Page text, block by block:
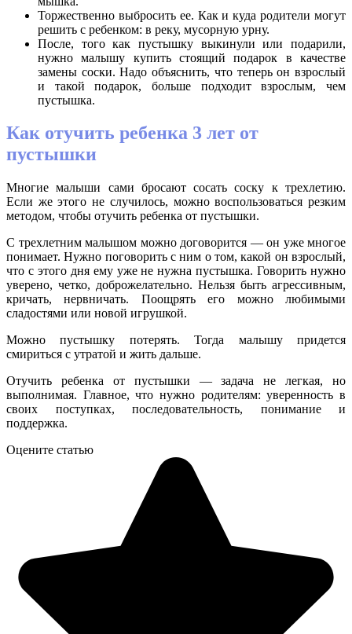
Торжественно выбросить ее. Как и куда родители могут
решить с ребенком: в реку, мусорную урну.
После, того как пустышку выкинули или подарили,
нужно малышу купить стоящий подарок в качестве
замены соски. Надо объяснить, что теперь он взрослый
и такой подарок, больше подходит взрослым, чем
пустышка.
Как отучить ребенка 3 лет от
пустышки
Многие малыши сами бросают сосать соску к трехлетию.
Если же этого не случилось, можно воспользоваться резким
методом, чтобы отучить ребенка от пустышки.
С трехлетним малышом можно договорится — он уже многое
понимает. Нужно поговорить с ним о том, какой он взрослый,
что с этого дня ему уже не нужна пустышка. Говорить нужно
уверено, четко, доброжелательно. Нельзя быть агрессивным,
кричать, нервничать. Поощрять его можно любимыми
сладостями или новой игрушкой.
Можно пустышку потерять. Тогда малышу придется
смириться с утратой и жить дальше.
Отучить ребенка от пустышки — задача не легкая, но
выполнимая. Главное, что нужно родителям: уверенность в
своих поступках, последовательность, понимание и
поддержка.
Оцените статью